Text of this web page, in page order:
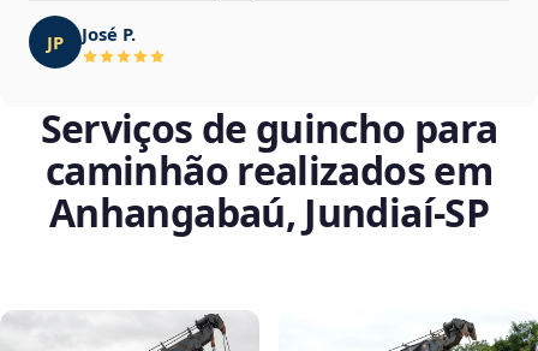
JP José P.
Serviços de guincho para
caminhão realizados em
Anhangabaú, Jundiaí‑SP